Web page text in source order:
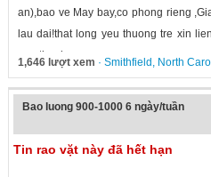
an),bao ve May bay,co phong rieng
lau dai!that long yeu thuong tre xin
gap thanh
1,646 lượt xem · Smithfield , North
Bao luong 900-1000 6 ngày/tuần
Tin rao vặt này đã hết hạn